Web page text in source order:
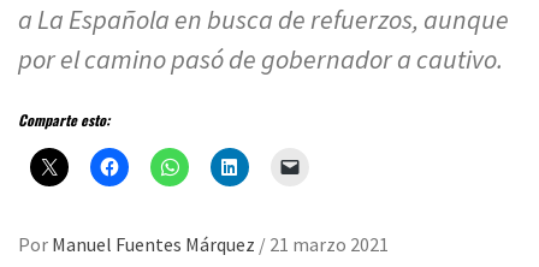
a La Española en busca de refuerzos, aunque
por el camino pasó de gobernador a cautivo.
Comparte esto:
Por Manuel Fuentes Márquez / 21 marzo 2021